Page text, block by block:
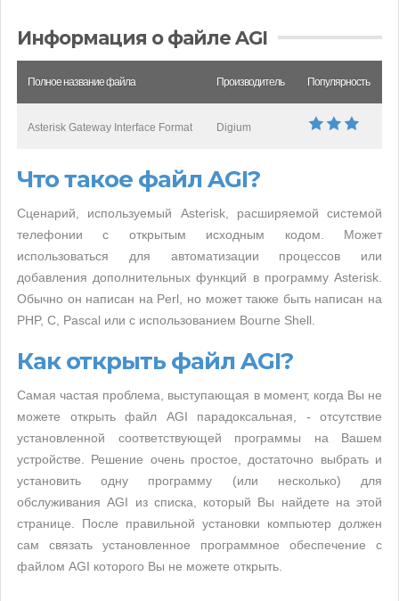
Информация о файле AGI
Полное название файла Производитель Популярность
Asterisk Gateway Interface Format Digium
Что такое файл AGI?
Сценарий, используемый Asterisk, расширяемой системой
телефонии с открытым исходным кодом. Может
использоваться для автоматизации процессов или
добавления дополнительных функций в программу Asterisk.
Обычно он написан на Perl, но может также быть написан на
PHP, C, Pascal или с использованием Bourne Shell.
Как открыть файл AGI?
Самая частая проблема, выступающая в момент, когда Вы не
можете открыть файл AGI парадоксальная, - отсутствие
установленной соответствующей программы на Вашем
устройстве. Решение очень простое, достаточно выбрать и
установить одну программу (или несколько) для
обслуживания AGI из списка, который Вы найдете на этой
странице. После правильной установки компьютер должен
сам связать установленное программное обеспечение с
файлом AGI которого Вы не можете открыть.